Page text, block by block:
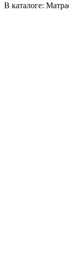
В каталоге: